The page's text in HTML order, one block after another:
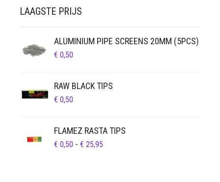
LAAGSTE PRIJS
ALUMINIUM PIPE SCREENS 20MM (5PCS)
€ 0,50
RAW BLACK TIPS
€ 0,50
FLAMEZ RASTA TIPS
€ 0,50 - € 25,95